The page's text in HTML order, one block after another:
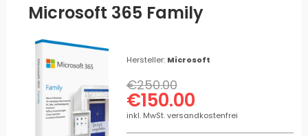
Microsoft 365 Family
Hersteller: Microsoft
€150.00
€250.00
inkl. MwSt. versandkostenfrei